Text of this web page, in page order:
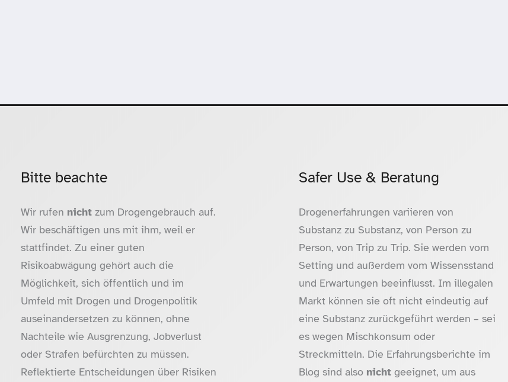
Bitte beachte
Wir rufen nicht zum Drogengebrauch auf.
Wir beschäftigen uns mit ihm, weil er
stattfindet. Zu einer guten
Risikoabwägung gehört auch die
Möglichkeit, sich öffentlich und im
Umfeld mit Drogen und Drogenpolitik
auseinandersetzen zu können, ohne
Nachteile wie Ausgrenzung, Jobverlust
oder Strafen befürchten zu müssen.
Reflektierte Entscheidungen über Risiken
Safer Use & Beratung
Drogenerfahrungen variieren von
Substanz zu Substanz, von Person zu
Person, von Trip zu Trip. Sie werden vom
Setting und außerdem vom Wissensstand
und Erwartungen beeinflusst. Im illegalen
Markt können sie oft nicht eindeutig auf
eine Substanz zurückgeführt werden – sei
es wegen Mischkonsum oder
Streckmitteln. Die Erfahrungsberichte im
Blog sind also nicht geeignet, um aus